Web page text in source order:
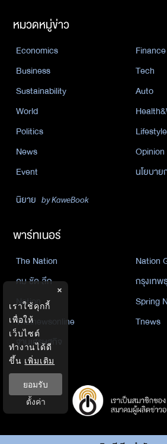
หมวดหมู่ข่าว
Economics
Finance
Business
Tech
Sustainability
Auto
World
Politics
Lifestyle
News
Opinion
Event
นโยบา
นิยาย by KaweBook
พาร์ทเนอร์
The Nation
Nation
คม ชัด ลึก
กรุงเทพ
Nation
Spring
Thainewsonline
Tnews
ฐานเศรษฐกิจ
×
เราใช้คุกกี้
เพื่อให้
เว็บไซต์
ทำงานได้ดี
ขึ้น เพิ่มเติม
ยอมรับ
ตั้งค่า